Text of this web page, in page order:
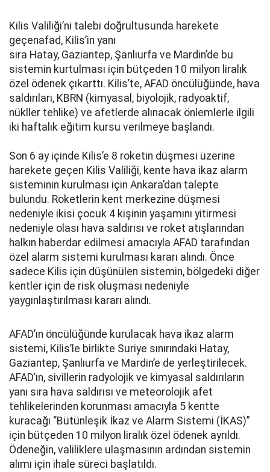
Kilis Valiliği’ni talebi doğrultusunda harekete
geçenafad, Kilis’in yanı
sıra Hatay, Gaziantep, Şanlıurfa ve Mardin’de bu
sistemin kurtulması için bütçeden 10 milyon liralık
özel ödenek çıkarttı. Kilis’te, AFAD öncülüğünde, hava
saldırıları, KBRN (kimyasal, biyolojik, radyoaktif,
nükller tehlike) ve afetlerde alınacak önlemlerle ilgili
iki haftalık eğitim kursu verilmeye başlandı.
Son 6 ay içinde Kilis’e 8 roketin düşmesi üzerine
harekete geçen Kilis Valiliği, kente hava ikaz alarm
sisteminin kurulması için Ankara’dan talepte
bulundu. Roketlerin kent merkezine düşmesi
nedeniyle ikisi çocuk 4 kişinin yaşamını yitirmesi
nedeniyle olası hava saldırısı ve roket atışlarından
halkın haberdar edilmesi amacıyla AFAD tarafından
özel alarm sistemi kurulması kararı alındı. Önce
sadece Kilis için düşünülen sistemin, bölgedeki diğer
kentler için de risk oluşması nedeniyle
yaygınlaştırılması kararı alındı.
AFAD’ın öncülüğünde kurulacak hava ikaz alarm
sistemi, Kilis’le birlikte Suriye sınırındaki Hatay,
Gaziantep, Şanlıurfa ve Mardin’e de yerleştirilecek.
AFAD’ın, sivillerin radyolojik ve kimyasal saldırıların
yanı sıra hava saldırısı ve meteorolojik afet
tehlikelerinden korunması amacıyla 5 kentte
kuracağı “Bütünleşik İkaz ve Alarm Sistemi (İKAS)”
için bütçeden 10 milyon liralık özel ödenek ayrıldı.
Ödeneğin, valiliklere ulaşmasının ardından sistemin
alımı için ihale süreci başlatıldı.